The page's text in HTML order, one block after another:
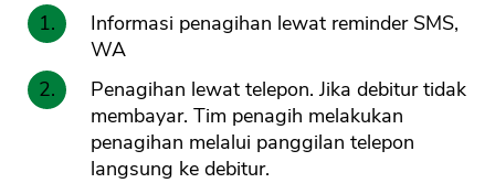
Informasi penagihan lewat reminder SMS,
WA
Penagihan lewat telepon. Jika debitur tidak
membayar. Tim penagih melakukan
penagihan melalui panggilan telepon
langsung ke debitur.